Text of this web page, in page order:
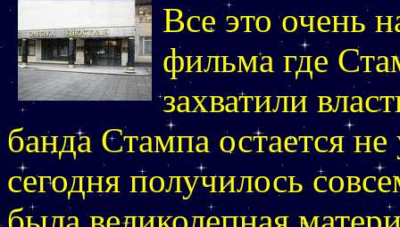
Все это очень
фильма где
захватили
банда Стампа остается
сегодня получилось